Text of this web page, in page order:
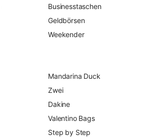
Businesstaschen
Geldbörsen
Weekender
Mandarina Duck
Zwei
Dakine
Valentino Bags
Step by Step